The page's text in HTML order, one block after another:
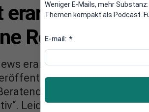
erarbeitet
Rolle
erarbeitet – im Auftrag
wird. Auch eine
ist der
Leidet bald die
Weniger E-Mails, mehr
Themen kompakt als Podcast.
E-mail: *